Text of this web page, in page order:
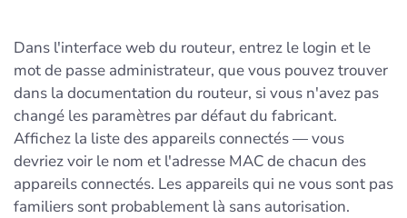
Dans l'interface web du routeur, entrez le login et le
mot de passe administrateur, que vous pouvez trouver
dans la documentation du routeur, si vous n'avez pas
changé les paramètres par défaut du fabricant.
Affichez la liste des appareils connectés — vous
devriez voir le nom et l'adresse MAC de chacun des
appareils connectés. Les appareils qui ne vous sont pas
familiers sont probablement là sans autorisation.